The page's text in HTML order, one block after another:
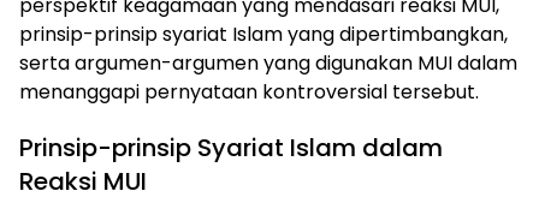
perspektif keagamaan yang mendasari reaksi MUI,
prinsip-prinsip syariat Islam yang dipertimbangkan,
serta argumen-argumen yang digunakan MUI dalam
menanggapi pernyataan kontroversial tersebut.
Prinsip-prinsip Syariat Islam dalam
Reaksi MUI